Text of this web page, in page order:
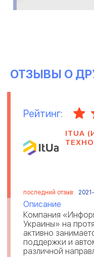
ОТЗЫВЫ О
Рейтинг:
ITUA
последний отзыв:
Описание
Компания
Украины» на
активно
поддержки и
различной